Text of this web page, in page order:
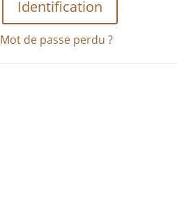
Identification
Mot de passe perdu ?